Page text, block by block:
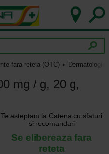
fara reteta (OTC) Dermatologie
mg / g, 20 g,
Te asteptam la Catena cu sfaturi
si recomandari
Se elibereaza fara
reteta